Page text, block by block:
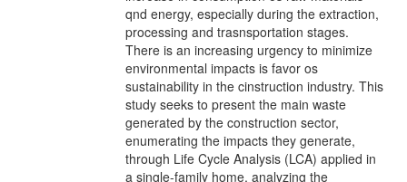
qnd energy, especially during the extraction,
processing and trasnsportation stages.
There is an increasing urgency to minimize
environmental impacts is favor os
sustainability in the cinstruction industry. This
study seeks to present the main waste
generated by the construction sector,
enumerating the impacts they generate,
through Life Cycle Analysis (LCA) applied in
a single-family home, analyzing the